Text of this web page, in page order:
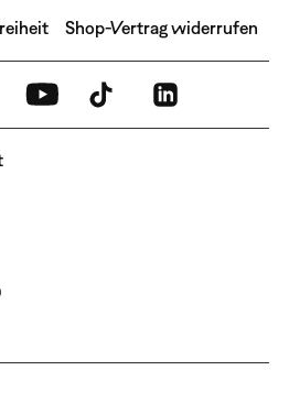
Shop-Vertrag widerrufen